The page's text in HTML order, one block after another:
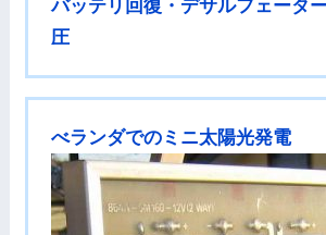
バッテリ回復・デサルフェータ
圧
べランダでのミニ太陽光発電